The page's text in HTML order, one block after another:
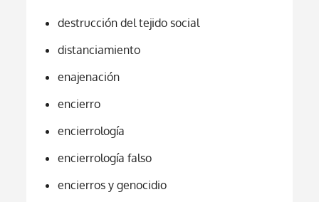
destrucción del tejido social
distanciamiento
enajenación
encierro
encierrología
encierrología falso
encierros y genocidio